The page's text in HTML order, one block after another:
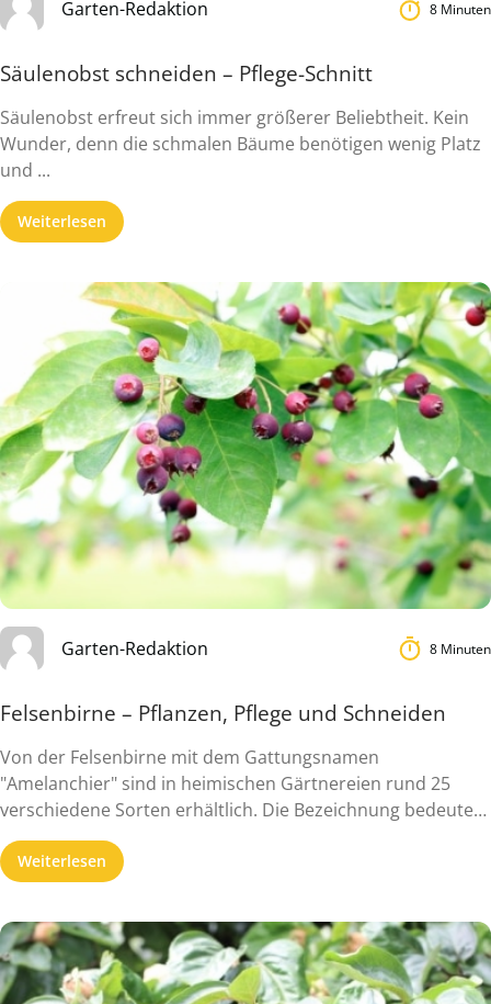
Garten-Redaktion 8 Minuten
Säulenobst schneiden – Pflege-Schnitt
Säulenobst erfreut sich immer größerer Beliebtheit. Kein
Wunder, denn die schmalen Bäume benötigen wenig Platz
und ...
Weiterlesen
Garten-Redaktion 8 Minuten
Felsenbirne – Pflanzen, Pflege und Schneiden
Von der Felsenbirne mit dem Gattungsnamen
"Amelanchier" sind in heimischen Gärtnereien rund 25
verschiedene Sorten erhältlich. Die Bezeichnung bedeutet
...
Weiterlesen